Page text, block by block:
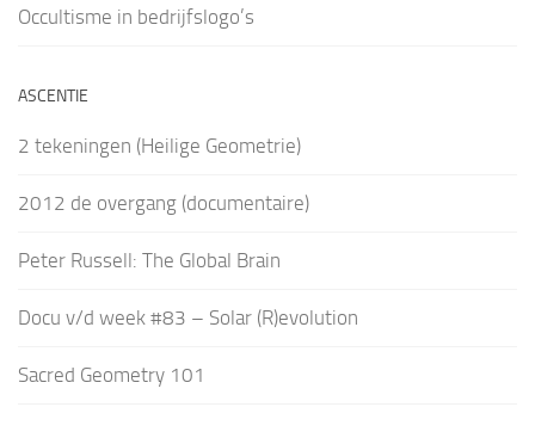
Occultisme in bedrijfslogo’s
ASCENTIE
2 tekeningen (Heilige Geometrie)
2012 de overgang (documentaire)
Peter Russell: The Global Brain
Docu v/d week #83 – Solar (R)evolution
Sacred Geometry 101